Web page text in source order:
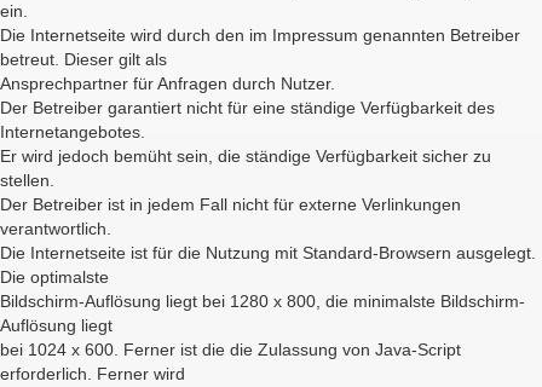
ein.
Die Internetseite wird durch den im Impressum genannten Betreiber
betreut. Dieser gilt als
Ansprechpartner für Anfragen durch Nutzer.
Der Betreiber garantiert nicht für eine ständige Verfügbarkeit des
Internetangebotes.
Er wird jedoch bemüht sein, die ständige Verfügbarkeit sicher zu
stellen.
Der Betreiber ist in jedem Fall nicht für externe Verlinkungen
verantwortlich.
Die Internetseite ist für die Nutzung mit Standard-Browsern ausgelegt.
Die optimalste
Bildschirm-Auflösung liegt bei 1280 x 800, die minimalste Bildschirm-
Auflösung liegt
bei 1024 x 600. Ferner ist die die Zulassung von Java-Script
erforderlich. Ferner wird